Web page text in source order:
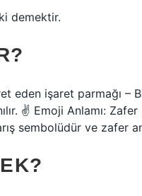
demektir.
eden işaret parmağı –
✌ Emoji Anlamı:
sembolüdür ve zafer